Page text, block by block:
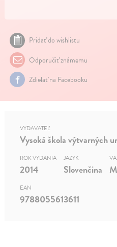
Pridať do wishlistu
Odporučiť známemu
Zdielať na Facebooku
VYDAVATEĽ
Vysoká škola výtvarných
ROK VYDANIA
2014
JAZYK
Slovenčina
EAN
9788055613611